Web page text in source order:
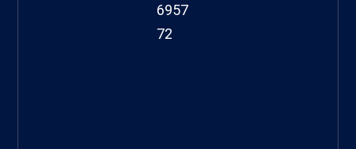
6957
72